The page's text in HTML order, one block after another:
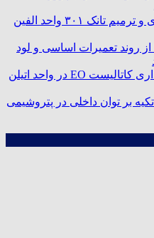
انجام موفق عملیات تمیزکاری و ترمیم تانک ۳۰۱ واحد الفین
بازدید مدیر کنترل تولید NPC از روند تعمیرات اساسی و لود
آغاز تعمیرات اساسی و بارگذاری کاتالیست EO در واحد اتیلن
بر توان داخلی در پتروشیمی